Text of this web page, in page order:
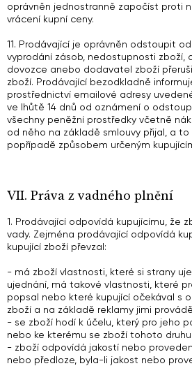
oprávněn jednostranně započíst proti
vrácení kupní ceny.
11. Prodávající je oprávněn odstoupit
vyprodání zásob, nedostupnosti zboží,
dovozce anebo dodavatel zboží
zboží. Prodávající bezodkladně
prostřednictví emailové adresy
ve lhůtě 14 dnů od oznámení o
všechny peněžní prostředky včetně
od něho na základě smlouvy přijal, a to
popřípadě způsobem určeným
VII. Práva z vadného plnění
1. Prodávající odpovídá kupujícímu, že
vady. Zejména prodávající odpovídá
kupující zboží převzal:
- má zboží vlastnosti, které si strany
ujednání, má takové vlastnosti, které
popsal nebo které kupující očekával s
zboží a na základě reklamy jimi
- se zboží hodí k účelu, který pro jeho
nebo ke kterému se zboží tohoto druhu
- zboží odpovídá jakostí nebo
nebo předloze, byla-li jakost nebo